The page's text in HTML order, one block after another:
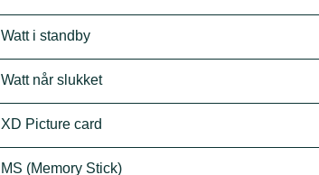
Watt i standby
Watt når slukket
XD Picture card
MS (Memory Stick)